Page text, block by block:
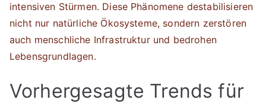
intensiven Stürmen. Diese Phänomene destabilisieren
nicht nur natürliche Ökosysteme, sondern zerstören
auch menschliche Infrastruktur und bedrohen
Lebensgrundlagen.
Vorhergesagte Trends für